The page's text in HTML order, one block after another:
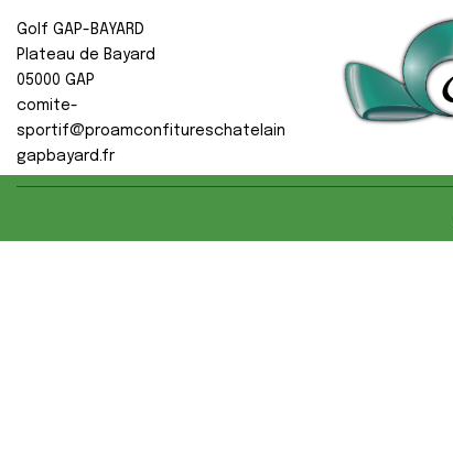
Golf GAP-BAYARD
Plateau de Bayard
05000 GAP
comite-
sportif@proamconfitureschatelain
gapbayard.fr